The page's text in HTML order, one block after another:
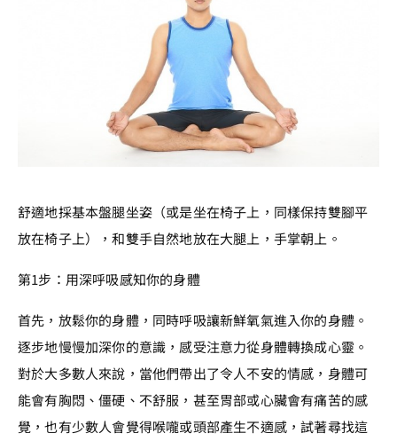
舒適地採基本盤腿坐姿（或是坐在椅子上，同樣保持雙腳平
放在椅子上），和雙手自然地放在大腿上，手掌朝上。
第1步：用深呼吸感知你的身體
首先，放鬆你的身體，同時呼吸讓新鮮氧氣進入你的身體。
逐步地慢慢加深你的意識，感受注意力從身體轉換成心靈。
對於大多數人來說，當他們帶出了令人不安的情感，身體可
能會有胸悶、僵硬、不舒服，甚至胃部或心臟會有痛苦的感
覺，也有少數人會覺得喉嚨或頭部產生不適感，試著尋找這